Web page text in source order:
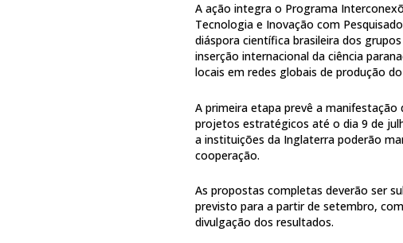
A ação integra o Programa
Tecnologia e Inovação com
diáspora científica brasileira dos
inserção internacional da ciência
locais em redes globais de produção
A primeira etapa prevê a
projetos estratégicos até o dia 9 de
a instituições da Inglaterra poderão
cooperação.
As propostas completas deverão ser
previsto para a partir de setembro,
divulgação dos resultados.